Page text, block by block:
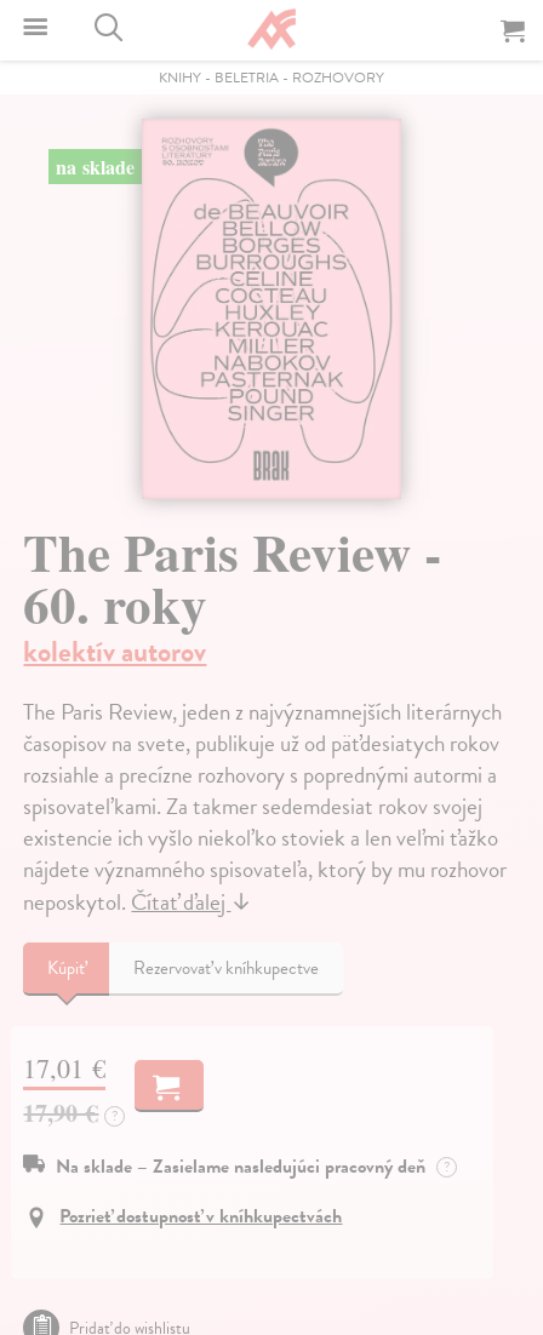
KNIHY - BELETRIA - ROZHOVORY
na sklade
The Paris Review -
60. roky
kolektív autorov
The Paris Review, jeden z najvýznamnejších literárnych
časopisov na svete, publikuje už od päťdesiatych rokov
rozsiahle a precízne rozhovory s poprednými autormi a
spisovateľkami. Za takmer sedemdesiat rokov svojej
existencie ich vyšlo niekoľko stoviek a len veľmi ťažko
nájdete významného spisovateľa, ktorý by mu rozhovor
neposkytol. Čítať ďalej ↓
Kúpiť Rezervovať v kníhkupectve
17,01 €
17,90 € ?
Na sklade – Zasielame nasledujúci pracovný deň ?
Pozrieť dostupnosť v kníhkupectvách
Pridať do wishlistu